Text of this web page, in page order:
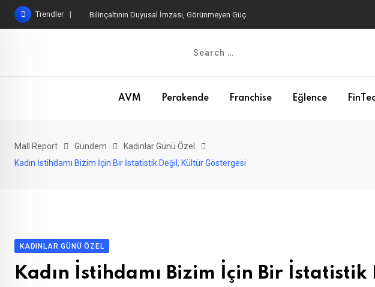
Skip
Trendler Bilinçaltının Duyusal İmzası, Görünmeyen Güç
AVM Perakende Franchise Eğlence
Mall Report Gündem
Kadınlar Günü Özel
Kadın İstihdamı Bizim İçin Bir İstatistik Değil, Kültür Göstergesi
KADINLAR GÜNÜ ÖZEL
Kadın İstihdamı Bizim İçin Bir